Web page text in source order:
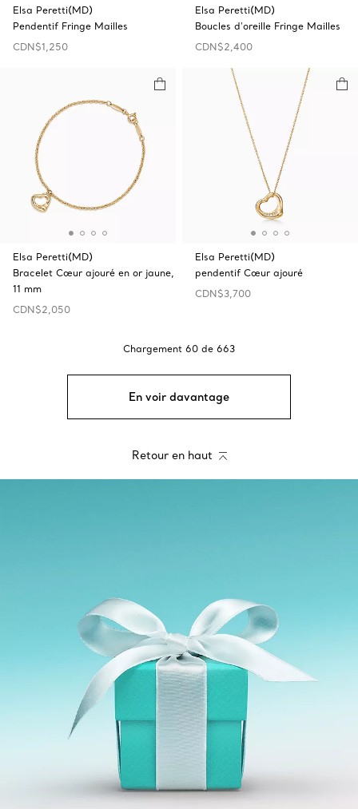
Elsa Peretti(MD)
Pendentif Fringe Mailles
CDN$1,250
Elsa Peretti(MD)
Boucles d'oreille Fringe Mailles
CDN$2,400
Elsa Peretti(MD)
Bracelet Cœur ajouré en or jaune,
11 mm
CDN$2,050
Elsa Peretti(MD)
pendentif Cœur ajouré
CDN$3,700
Chargement 60 de 663
En voir davantage
Retour en haut